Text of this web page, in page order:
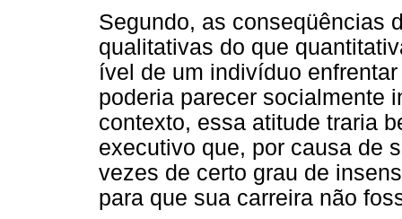
Segundo, as conseqüências
qualitativas do que
ível de um indivíduo
poderia parecer socialmente
contexto, essa atitude traria
executivo que, por causa de
vezes de certo grau de
para que sua carreira não